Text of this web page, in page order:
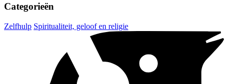
Categorieën
Zelfhulp Spiritualiteit, geloof en religie